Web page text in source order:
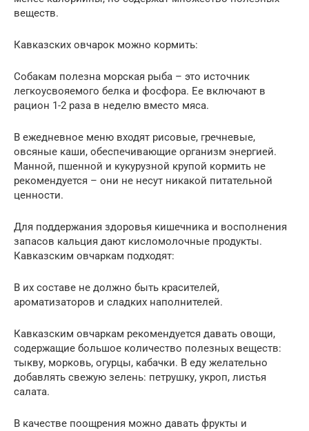
веществ.
Кавказских овчарок можно кормить:
Собакам полезна морская рыба – это источник
легкоусвояемого белка и фосфора. Ее включают в
рацион 1-2 раза в неделю вместо мяса.
В ежедневное меню входят рисовые, гречневые,
овсяные каши, обеспечивающие организм энергией.
Манной, пшенной и кукурузной крупой кормить не
рекомендуется – они не несут никакой питательной
ценности.
Для поддержания здоровья кишечника и восполнения
запасов кальция дают кисломолочные продукты.
Кавказским овчаркам подходят:
В их составе не должно быть красителей,
ароматизаторов и сладких наполнителей.
Кавказским овчаркам рекомендуется давать овощи,
содержащие большое количество полезных веществ:
тыкву, морковь, огурцы, кабачки. В еду желательно
добавлять свежую зелень: петрушку, укроп, листья
салата.
В качестве поощрения можно давать фрукты и